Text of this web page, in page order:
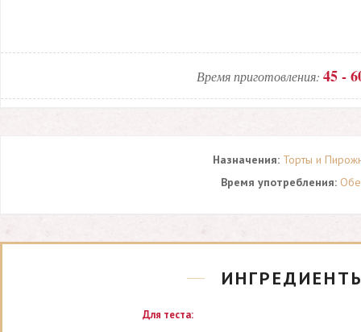
Время приготовления: 45 -
Назначения: Торты и
Время употребления:
Для теста: